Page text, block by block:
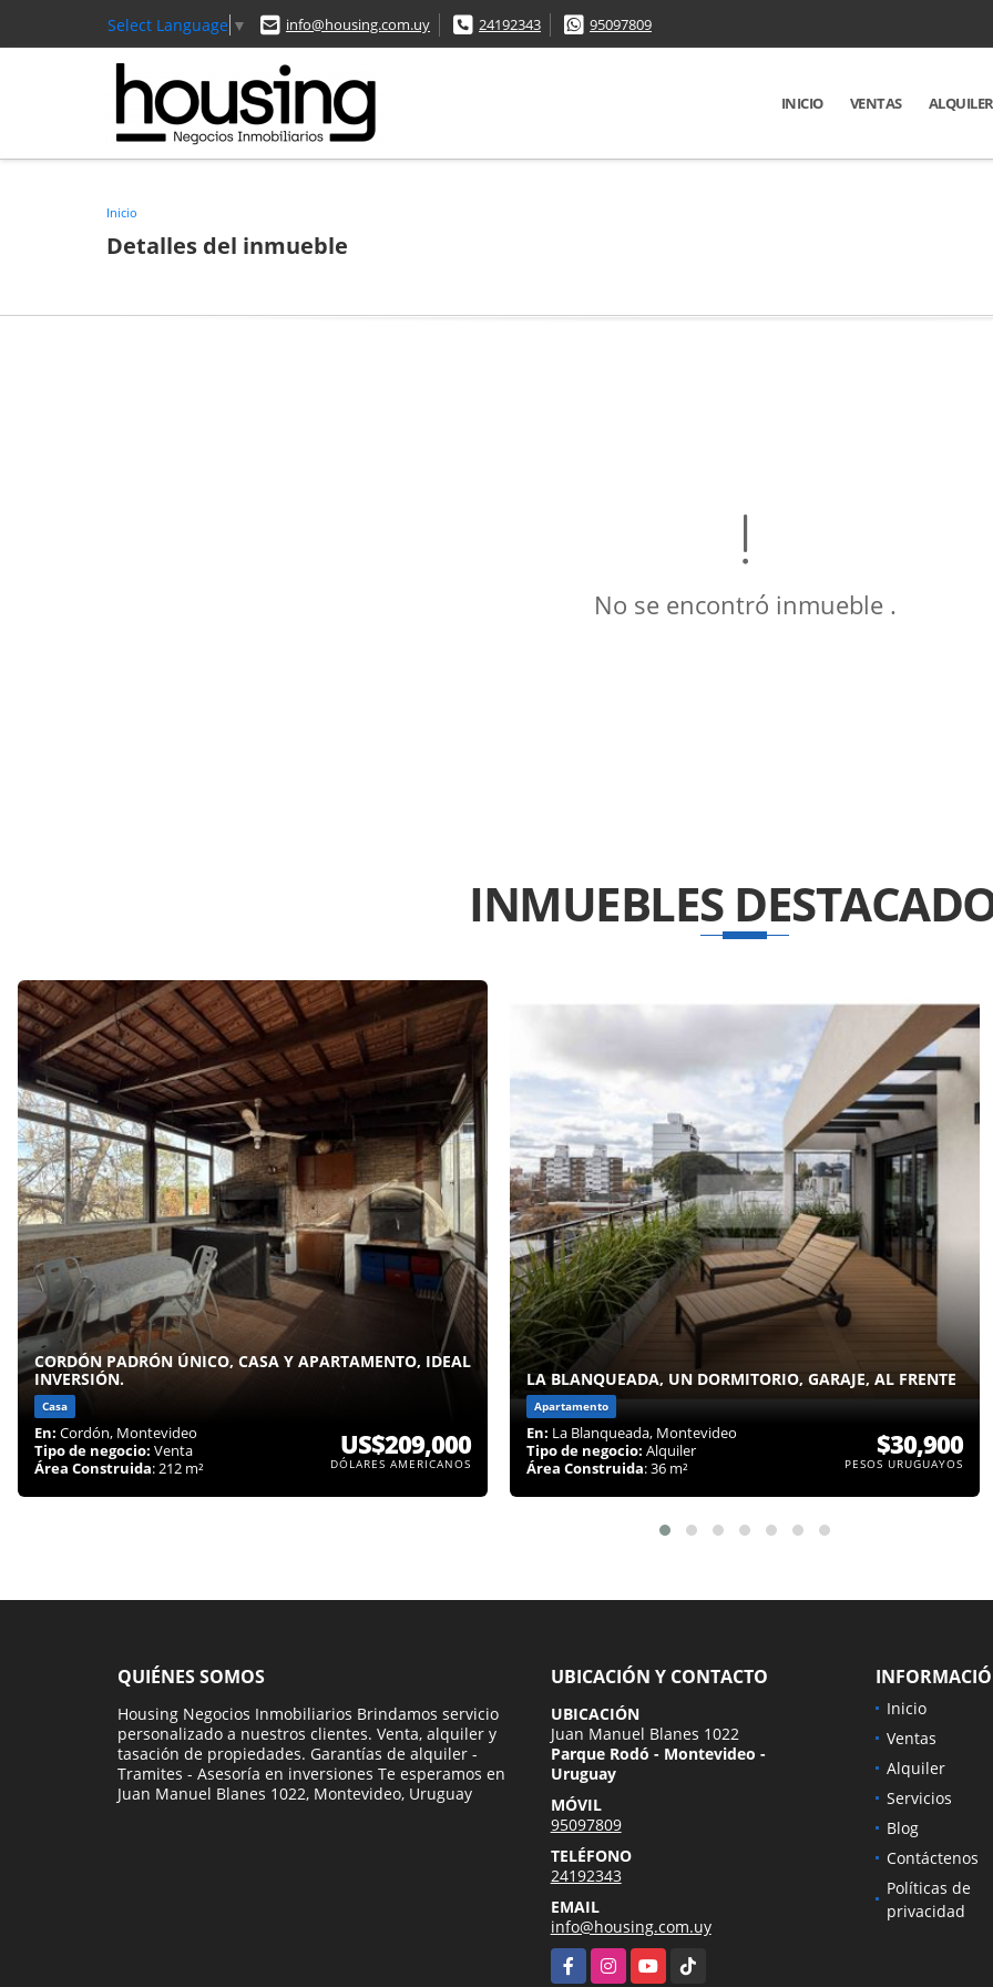
Select Language ▼ info@housing.com.uy 24192343 95097809
INICIO VENTAS ALQUILER
Inicio
Detalles del inmueble
No se encontró inmueble .
INMUEBLES
CORDÓN PADRÓN ÚNICO, CASA Y APARTAMENTO, IDEAL
INVERSIÓN.
Casa
En: Cordón, Montevideo
Tipo de negocio: Venta
Área Construida: 212 m²
US$209,000
DÓLARES AMERICANOS
LA BLANQUEADA, UN DORMITORIO, GARAJE, AL FRENTE
Apartamento
En: La Blanqueada, Montevideo
Tipo de negocio: Alquiler
Área Construida: 36 m²
$30,900
PESOS URUGUAYOS
QUIÉNES SOMOS
Housing Negocios Inmobiliarios Brindamos servicio
personalizado a nuestros clientes. Venta, alquiler y
tasación de propiedades. Garantías de alquiler -
Tramites - Asesoría en inversiones Te esperamos en
Juan Manuel Blanes 1022, Montevideo, Uruguay
UBICACIÓN Y CONTACTO
UBICACIÓN
Juan Manuel Blanes 1022
Parque Rodó - Montevideo -
Uruguay
MÓVIL
95097809
TELÉFONO
24192343
EMAIL
info@housing.com.uy
FacebookInstagramYouTubeTikTok
Inicio
Ventas
Alquiler
Servicios
Blog
Contáctenos
Políticas de
privacidad